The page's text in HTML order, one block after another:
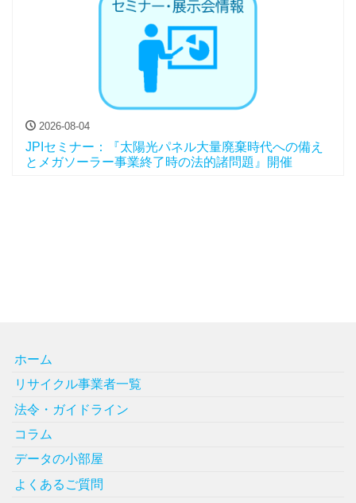
2026-08-04
JPIセミナー：『太陽光パネル大量廃棄時代への備え
とメガソーラー事業終了時の法的諸問題』開催
ホーム
リサイクル事業者一覧
法令・ガイドライン
コラム
データの小部屋
よくあるご質問